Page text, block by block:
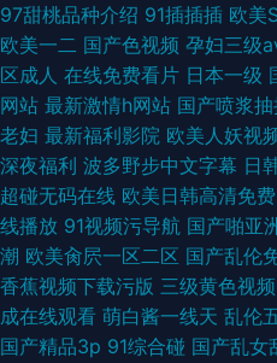
97甜桃品种介绍 91插插插 欧美
欧美一二 国产色视频 孕妇三级
区成人 在线免费看片 日本一级
网站 最新激情h网站 国产喷浆
老妇 最新福利影院 欧美人妖视
深夜福利 波多野步中文字幕 日
超碰无码在线 欧美日韩高清免费
线播放 91视频污导航 国产啪亚
潮 欧美肏屄一区二区 国产乱伦
香蕉视频下载污版 三级黄色视
成在线观看 萌白酱一线天 乱伦
国产精品3p 91综合碰 国产乱女